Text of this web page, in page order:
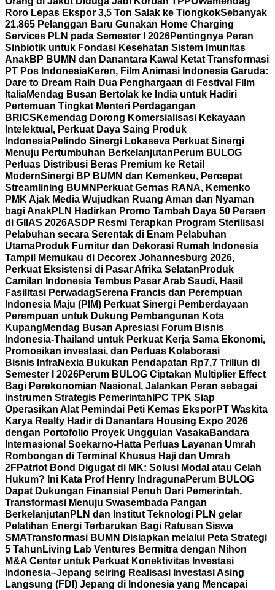
Roro Lepas Ekspor 3,5 Ton Salak ke TiongkokSebanyak
21.865 Pelanggan Baru Gunakan Home Charging
Services PLN pada Semester I 2026Pentingnya Peran
Sinbiotik untuk Fondasi Kesehatan Sistem Imunitas
AnakBP BUMN dan Danantara Kawal Ketat Transformasi
PT Pos IndonesiaKeren, Film Animasi Indonesia Garuda:
Dare to Dream Raih Dua Penghargaan di Festival Film
ItaliaMendag Busan Bertolak ke India untuk Hadiri
Pertemuan Tingkat Menteri Perdagangan
BRICS Kemendag Dorong Komersialisasi Kekayaan
Intelektual, Perkuat Daya Saing Produk
IndonesiaPelindo Sinergi Lokaseva Perkuat Sinergi
Menuju Pertumbuhan Berkelanjutan Perum BULOG
Perluas Distribusi Beras Premium ke Retail
ModernSinergi BP BUMN dan Kemenkeu, Percepat
Streamlining BUMN Perkuat Gernas RANA, Kemenko
PMK Ajak Media Wujudkan Ruang Aman dan Nyaman
bagi AnakPLN Hadirkan Promo Tambah Daya 50 Persen
di GIIAS 2026ASDP Resmi Terapkan Program Sterilisasi
Pelabuhan secara Serentak di Enam Pelabuhan
UtamaProduk Furnitur dan Dekorasi Rumah Indonesia
Tampil Memukau di Decorex Johannesburg 2026,
Perkuat Eksistensi di Pasar Afrika Selatan Produk
Camilan Indonesia Tembus Pasar Arab Saudi, Hasil
Fasilitasi PerwadagSerena Francis dan Perempuan
Indonesia Maju (PIM) Perkuat Sinergi Pemberdayaan
Perempuan untuk Dukung Pembangunan Kota
Kupang Mendag Busan Apresiasi Forum Bisnis
Indonesia-Thailand untuk Perkuat Kerja Sama Ekonomi,
Promosikan investasi, dan Perluas Kolaborasi
Bisnis InfraNexia Bukukan Pendapatan Rp7,7 Triliun di
Semester I 2026Perum BULOG Ciptakan Multiplier Effect
Bagi Perekonomian Nasional, Jalankan Peran sebagai
Instrumen Strategis Pemerintah IPC TPK Siap
Operasikan Alat Pemindai Peti Kemas EksporPT Waskita
Karya Realty Hadir di Danantara Housing Expo 2026
dengan Portofolio Proyek Unggulan VasakaBandara
Internasional Soekarno-Hatta Perluas Layanan Umrah
Rombongan di Terminal Khusus Haji dan Umrah
2FPatriot Bond Digugat di MK: Solusi Modal atau Celah
Hukum? Ini Kata Prof Henry IndragunaPerum BULOG
Dapat Dukungan Finansial Penuh Dari Pemerintah,
Transformasi Menuju Swasembada Pangan
Berkelanjutan PLN dan Institut Teknologi PLN gelar
Pelatihan Energi Terbarukan Bagi Ratusan Siswa
SMATransformasi BUMN Disiapkan melalui Peta Strategi
5 Tahun Living Lab Ventures Bermitra dengan Nihon
M&A Center untuk Perkuat Konektivitas Investasi
Indonesia–Jepang seiring Realisasi Investasi Asing
Langsung (FDI) Jepang di Indonesia yang Mencapai